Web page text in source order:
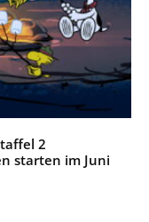
2
starten im Juni